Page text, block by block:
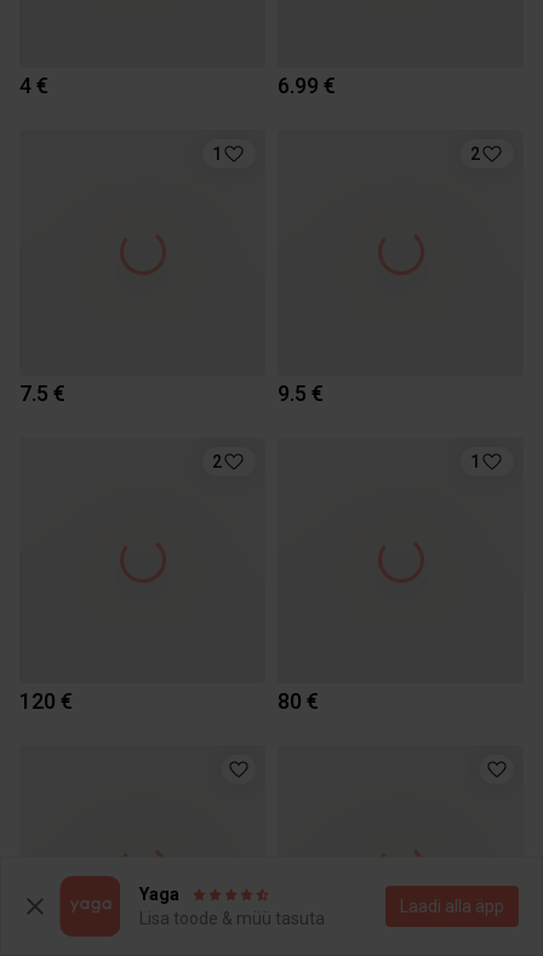
4 € 6.99 €
1
7.5 €
2
9.5 €
2
120 €
1
80 €
Yaga
Lisa toode & müü tasuta
Laadi alla äpp